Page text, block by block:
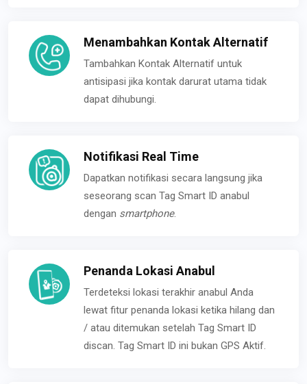
Menambahkan Kontak Alternatif
Tambahkan Kontak Alternatif untuk
antisipasi jika kontak darurat utama tidak
dapat dihubungi.
Notifikasi Real Time
Dapatkan notifikasi secara langsung jika
seseorang scan Tag Smart ID anabul
dengan smartphone.
Penanda Lokasi Anabul
Terdeteksi lokasi terakhir anabul Anda
lewat fitur penanda lokasi ketika hilang dan
/ atau ditemukan setelah Tag Smart ID
discan. Tag Smart ID ini bukan GPS Aktif.